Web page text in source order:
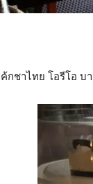
ค้กชาไทย โอรีโอ